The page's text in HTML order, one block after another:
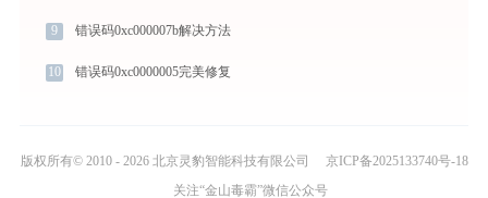
9 错误码0xc000007b解决方法
10 错误码0xc0000005完美修复
版权所有© 2010 - 2026 北京灵豹智能科技有限公司
京ICP备2025133740号-18
关注“金山毒霸”微信公众号